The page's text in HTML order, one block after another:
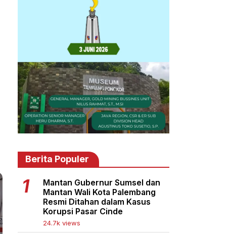
Berita Populer
Mantan Gubernur Sumsel dan
Mantan Wali Kota Palembang
Resmi Ditahan dalam Kasus
Korupsi Pasar Cinde
24.7k views